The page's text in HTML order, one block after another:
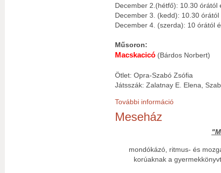
December 2.(hétfő): 10.30 órától
December 3. (kedd): 10.30
December 4. (szerda): 10 órától
Műsoron:
Macskacicó (Bárdos Norbert)
Ötlet: Opra-Szabó Zsófia
Játsszák: Zalatnay E. Elena,
További információ
Meseház
mondókázó, ritmus- és
korúaknak a